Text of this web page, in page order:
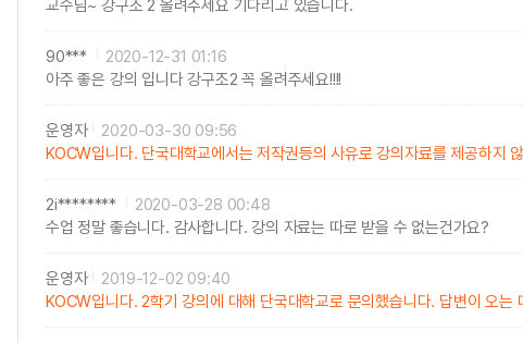
교수님~ 강구조 2 올려주세요 기다리고 있습니다.
90***
2020-12-31 01:16
아주 좋은 강의 입니다 강구조2 꼭 올려주세요!!!!
운영자
2020-03-30 09:56
KOCW입니다. 단국대학교에서는 저작권등의 사유로 강의자료를 제공하지
2i********
2020-03-28 00:48
수업 정말 좋습니다. 감사합니다. 강의 자료는 따로 받을 수 없는건가요?
운영자
2019-12-02 09:40
KOCW입니다. 2학기 강의에 대해 단국대학교로 문의했습니다. 답변이 오는